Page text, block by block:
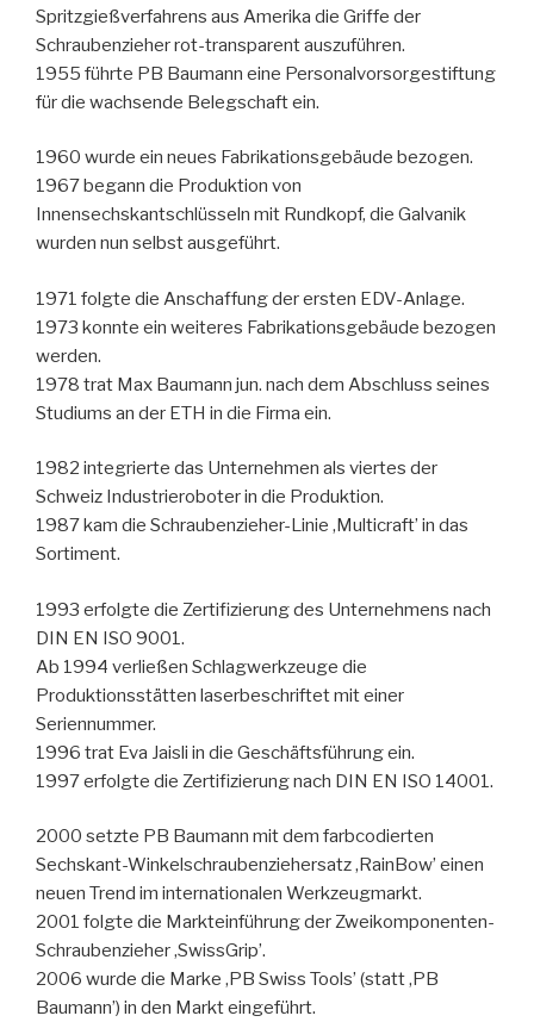
Spritzgießverfahrens aus Amerika die Griffe der
Schraubenzieher rot-transparent auszuführen.
1955 führte PB Baumann eine Personalvorsorgestiftung
für die wachsende Belegschaft ein.
1960 wurde ein neues Fabrikationsgebäude bezogen.
1967 begann die Produktion von
Innensechskantschlüsseln mit Rundkopf, die Galvanik
wurden nun selbst ausgeführt.
1971 folgte die Anschaffung der ersten EDV-Anlage.
1973 konnte ein weiteres Fabrikationsgebäude bezogen
werden.
1978 trat Max Baumann jun. nach dem Abschluss seines
Studiums an der ETH in die Firma ein.
1982 integrierte das Unternehmen als viertes der
Schweiz Industrieroboter in die Produktion.
1987 kam die Schraubenzieher-Linie ‚Multicraft’ in das
Sortiment.
1993 erfolgte die Zertifizierung des Unternehmens nach
DIN EN ISO 9001.
Ab 1994 verließen Schlagwerkzeuge die
Produktionsstätten laserbeschriftet mit einer
Seriennummer.
1996 trat Eva Jaisli in die Geschäftsführung ein.
1997 erfolgte die Zertifizierung nach DIN EN ISO 14001.
2000 setzte PB Baumann mit dem farbcodierten
Sechskant-Winkelschraubenziehersatz ‚RainBow’ einen
neuen Trend im internationalen Werkzeugmarkt.
2001 folgte die Markteinführung der Zweikomponenten-
Schraubenzieher ‚SwissGrip’.
2006 wurde die Marke ‚PB Swiss Tools’ (statt ‚PB
Baumann’) in den Markt eingeführt.